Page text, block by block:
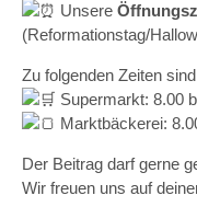
Unsere
(Reformationstag/
Zu folgenden Zeiten
Supermarkt: 8.00
Marktbäckerei:
Der Beitrag darf gerne
Wir freuen uns auf